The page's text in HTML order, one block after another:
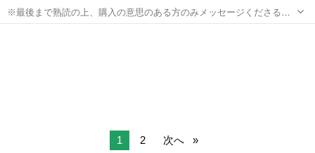
※最後まで熟読の上、購入の意思のある方のみメッセージくださるよ
うお願いします。 多数のお問い合わせがあり冷やかしや内容を明らか
1 2 次へ